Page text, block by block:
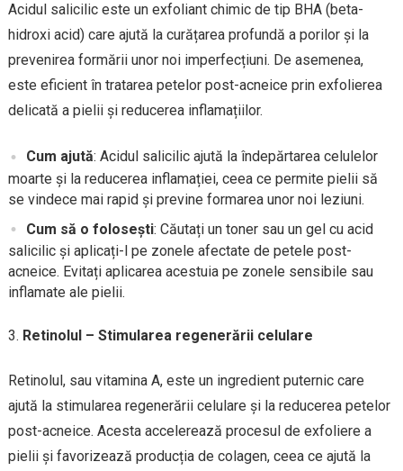
Acidul salicilic este un exfoliant chimic de tip BHA (beta-
hidroxi acid) care ajută la curățarea profundă a porilor și la
prevenirea formării unor noi imperfecțiuni. De asemenea,
este eficient în tratarea petelor post-acneice prin exfolierea
delicată a pielii și reducerea inflamațiilor.
Cum ajută: Acidul salicilic ajută la îndepărtarea celulelor
moarte și la reducerea inflamației, ceea ce permite pielii să
se vindece mai rapid și previne formarea unor noi leziuni.
Cum să o folosești: Căutați un toner sau un gel cu acid
salicilic și aplicați-l pe zonele afectate de petele post-
acneice. Evitați aplicarea acestuia pe zonele sensibile sau
inflamate ale pielii.
Retinolul – Stimularea regenerării celulare
Retinolul, sau vitamina A, este un ingredient puternic care
ajută la stimularea regenerării celulare și la reducerea petelor
post-acneice. Acesta accelerează procesul de exfoliere a
pielii și favorizează producția de colagen, ceea ce ajută la